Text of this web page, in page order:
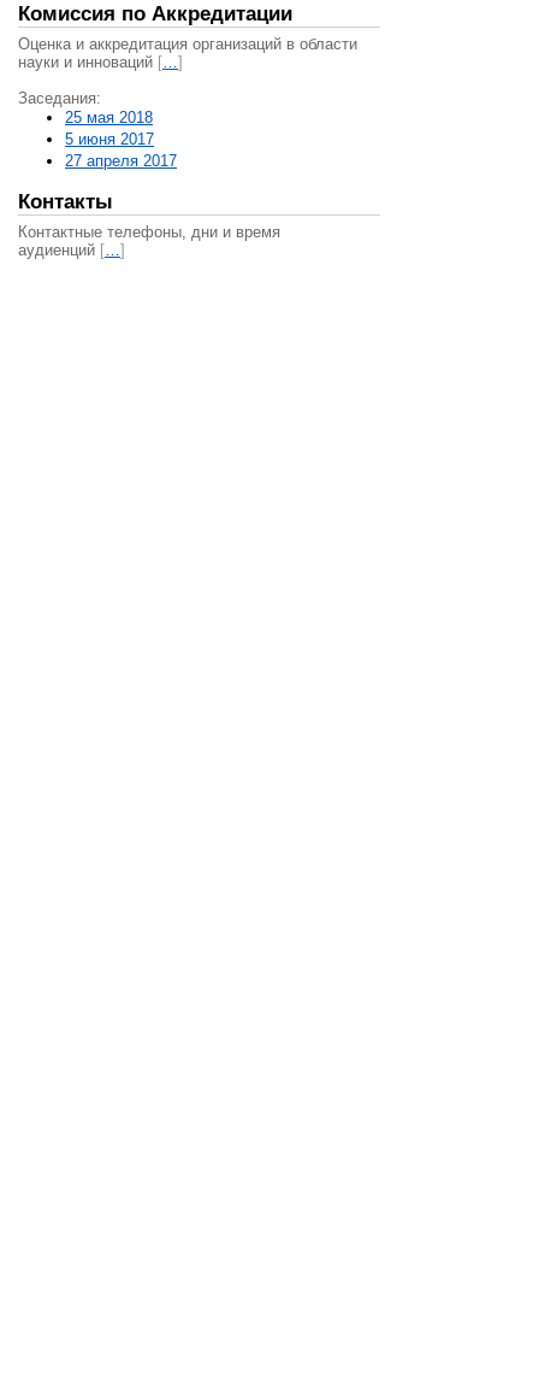
Комиссия по Аккредитации
Оценка и аккредитация организаций в области
науки и инноваций […]
Заседания:
25 мая 2018
5 июня 2017
27 апреля 2017
Контакты
Контактные телефоны, дни и время
аудиенций […]